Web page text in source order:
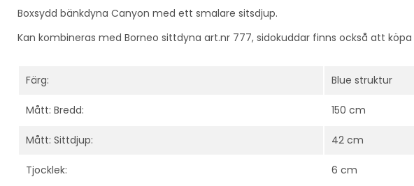
Boxsydd bänkdyna Canyon med ett smalare sitsdjup.
Kan kombineras med Borneo sittdyna art.nr 777, sidokuddar finns också att köpa
Färg: Blue struktur
Mått: Bredd: 150 cm
Mått: Sittdjup: 42 cm
Tjocklek: 6 cm